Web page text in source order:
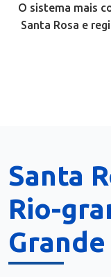
O sistema mais
Santa Rosa e
Santa
Rio-